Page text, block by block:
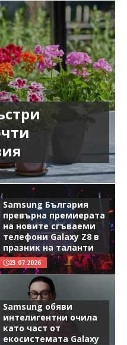
Samsung България
превърна премиерата
на новите сгъваеми
телефони Galaxy Z8 в
празник на таланти
23.07.2026
Samsung обяви
интелигентни очила
като част от
екосистемата Galaxy